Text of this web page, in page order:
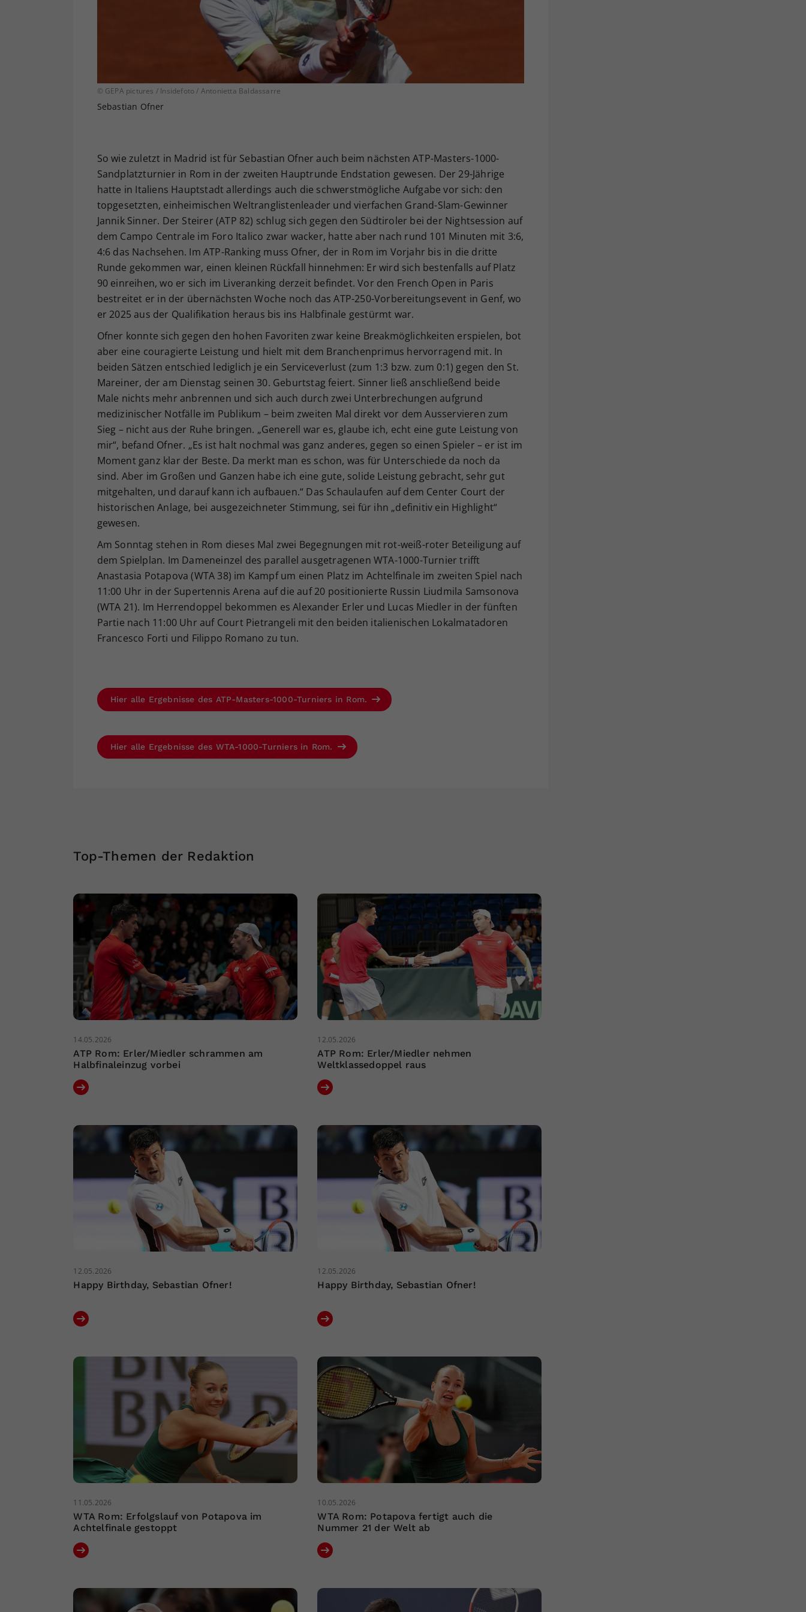
© GEPA pictures / Insidefoto / Antonietta Baldassarre
Sebastian Ofner
So wie zuletzt in Madrid ist für Sebastian Ofner auch beim nächsten ATP-Masters-1000-
Sandplatzturnier in Rom in der zweiten Hauptrunde Endstation gewesen. Der 29-Jährige
hatte in Italiens Hauptstadt allerdings auch die schwerstmögliche Aufgabe vor sich: den
topgesetzten, einheimischen Weltranglistenleader und vierfachen Grand-Slam-Gewinner
Jannik Sinner. Der Steirer (ATP 82) schlug sich gegen den Südtiroler bei der Nightsession auf
dem Campo Centrale im Foro Italico zwar wacker, hatte aber nach rund 101 Minuten mit 3:6,
4:6 das Nachsehen. Im ATP-Ranking muss Ofner, der in Rom im Vorjahr bis in die dritte
Runde gekommen war, einen kleinen Rückfall hinnehmen: Er wird sich bestenfalls auf Platz
90 einreihen, wo er sich im Liveranking derzeit befindet. Vor den French Open in Paris
bestreitet er in der übernächsten Woche noch das ATP-250-Vorbereitungsevent in Genf, wo
er 2025 aus der Qualifikation heraus bis ins Halbfinale gestürmt war.
Ofner konnte sich gegen den hohen Favoriten zwar keine Breakmöglichkeiten erspielen, bot
aber eine couragierte Leistung und hielt mit dem Branchenprimus hervorragend mit. In
beiden Sätzen entschied lediglich je ein Serviceverlust (zum 1:3 bzw. zum 0:1) gegen den St.
Mareiner, der am Dienstag seinen 30. Geburtstag feiert. Sinner ließ anschließend beide
Male nichts mehr anbrennen und sich auch durch zwei Unterbrechungen aufgrund
medizinischer Notfälle im Publikum – beim zweiten Mal direkt vor dem Ausservieren zum
Sieg – nicht aus der Ruhe bringen. „Generell war es, glaube ich, echt eine gute Leistung von
mir“, befand Ofner. „Es ist halt nochmal was ganz anderes, gegen so einen Spieler – er ist im
Moment ganz klar der Beste. Da merkt man es schon, was für Unterschiede da noch da
sind. Aber im Großen und Ganzen habe ich eine gute, solide Leistung gebracht, sehr gut
mitgehalten, und darauf kann ich aufbauen.“ Das Schaulaufen auf dem Center Court der
historischen Anlage, bei ausgezeichneter Stimmung, sei für ihn „definitiv ein Highlight“
gewesen.
Am Sonntag stehen in Rom dieses Mal zwei Begegnungen mit rot-weiß-roter Beteiligung auf
dem Spielplan. Im Dameneinzel des parallel ausgetragenen WTA-1000-Turnier trifft
Anastasia Potapova (WTA 38) im Kampf um einen Platz im Achtelfinale im zweiten Spiel nach
11:00 Uhr in der Supertennis Arena auf die auf 20 positionierte Russin Liudmila Samsonova
(WTA 21). Im Herrendoppel bekommen es Alexander Erler und Lucas Miedler in der fünften
Partie nach 11:00 Uhr auf Court Pietrangeli mit den beiden italienischen Lokalmatadoren
Francesco Forti und Filippo Romano zu tun.
Hier alle Ergebnisse des ATP-Masters-1000-Turniers in Rom.
Hier alle Ergebnisse des WTA-1000-Turniers in Rom.
Top-Themen der Redaktion
14.05.2026
ATP Rom: Erler/Miedler schrammen am
Halbfinaleinzug vorbei
12.05.2026
ATP Rom: Erler/Miedler nehmen
Weltklassedoppel raus
12.05.2026
Happy Birthday, Sebastian Ofner!
12.05.2026
Happy Birthday, Sebastian Ofner!
11.05.2026
WTA Rom: Erfolgslauf von Potapova im
Achtelfinale gestoppt
10.05.2026
WTA Rom: Potapova fertigt auch die
Nummer 21 der Welt ab
Ihrer vorgenommen Einstellungen, falls der
Webseiten-Betreiber dies eingestellt hat.